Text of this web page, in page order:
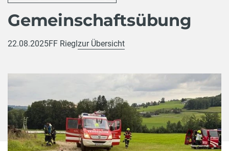
Gemeinschaftsübung
22.08.2025FF Rieglzur Übersicht